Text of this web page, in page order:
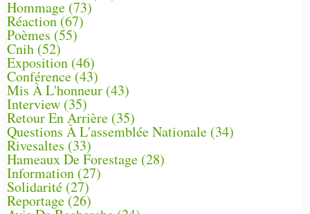
Hommage (73)
Réaction(67)
Poèmes (55)
Cnih (52)
Exposition (46)
Conférence(43)
Mis À L'honneur (43)
Interview (35)
Retour En Arrière (35)
Questions À L'assemblée Nationale (34)
Rivesaltes (33)
Hameaux De Forestage (28)
Information (27)
Solidarité (27)
Reportage(26)